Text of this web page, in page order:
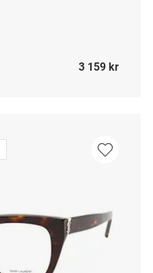
3 159 kr